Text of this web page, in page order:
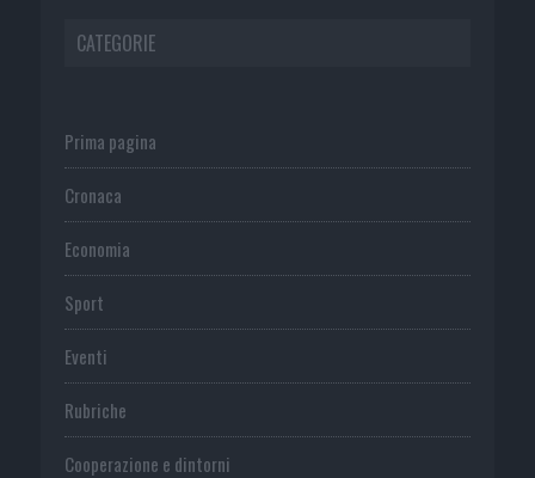
CATEGORIE
Prima pagina
Cronaca
Economia
Sport
Eventi
Rubriche
Cooperazione e dintorni